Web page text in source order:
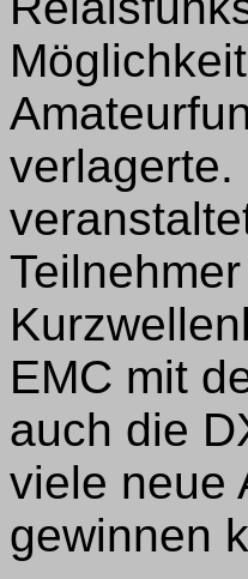
EMC mit
auch die
viele neue
gewinnen